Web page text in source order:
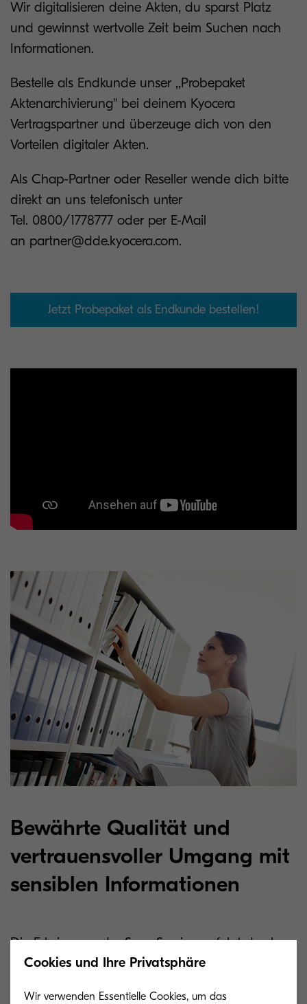
Wir digitalisieren deine Akten, du sparst Platz
und gewinnst wertvolle Zeit beim Suchen nach
Informationen.
Bestelle als Endkunde unser ,,Probepaket
Aktenarchivierung'' bei deinem Kyocera
Vertragspartner und überzeuge dich von den
Vorteilen digitaler Akten.
Als Chap-Partner oder Reseller wende dich bitte
direkt an uns telefonisch unter
Tel. 0800/1778777 oder per E-Mail
an partner@dde.kyocera.com.
Jetzt Probepaket als Endkunde bestellen!
Bewährte Qualität und
vertrauensvoller Umgang mit
sensiblen Informationen
Die Erbringung der Scan-Services erfolgt durch
die hundertprozentige Kyocera-Tochter ALOS, die
Cookies und Ihre Privatsphäre
Wir verwenden Essentielle Cookies, um das